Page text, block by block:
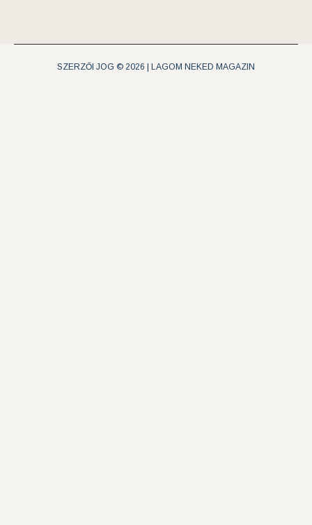
SZERZŐI JOG © 2026 | LAGOM NEKED MAGAZIN